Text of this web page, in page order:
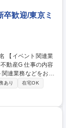
雑な技術より「決
：スーパーやドラ
事が誰かの笑顔に
卒歓迎/東京ミ
事の内容
連業務などをお任
職」にて採用を行
ロモーション に
実施業務 ■協賛営
ホール＆カンファレ
■アート＆デザイ
ざいます。一方
あり
在宅OK